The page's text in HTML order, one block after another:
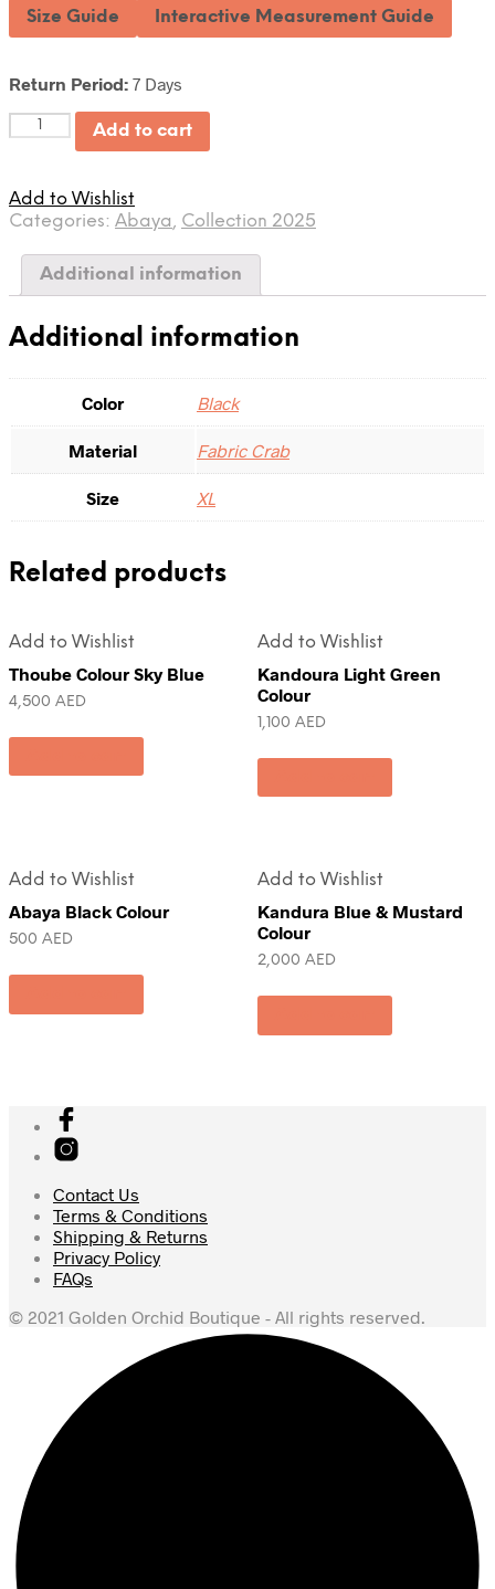
Size Guide Interactive Measurement Guide
Return Period: 7 Days
Quantity Add to cart
Add to Wishlist
Categories: Abaya, Collection 2025
Additional information
Additional information
Color Black
Material Fabric Crab
Size XL
Related products
Add to Wishlist
Thoube Colour Sky Blue
4,500 AED
Add to Wishlist
Kandoura Light Green
Colour
1,100 AED
Add to Wishlist
Abaya Black Colour
500 AED
Add to Wishlist
Kandura Blue & Mustard
Colour
2,000 AED
Contact Us
Terms & Conditions
Shipping & Returns
Privacy Policy
FAQs
© 2021 Golden Orchid Boutique - All rights reserved.